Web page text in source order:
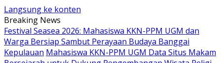
Langsung ke konten
Breaking News
Festival Seasea 2026: Mahasiswa KKN-PPM UGM dan
Warga Bersiap Sambut Perayaan Budaya Banggai
Kepulauan Mahasiswa KKN-PPM UGM Data Situs Makam